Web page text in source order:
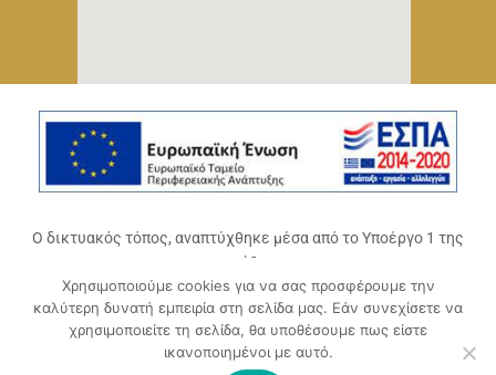
Ο δικτυακός τόπος, αναπτύχθηκε μέσα από το Υποέργο 1 της
πράξης
«Ψηφιακό Οικοσύστημα Επιχειρηματικότητας του
Επιμελητηρίου Αχαΐας» (ΟΠΣ 5045300),
Επιχειρησιακό Πρόγραμμα «Δυτική Ελλάδα 2014-2020».
Συγχρηματοδοτείται από την Ευρωπαϊκή Ένωση (Ευρωπαϊκό
Χρησιμοποιούμε cookies για να σας προσφέρουμε την
καλύτερη δυνατή εμπειρία στη σελίδα μας. Εάν συνεχίσετε να
χρησιμοποιείτε τη σελίδα, θα υποθέσουμε πως είστε
ικανοποιημένοι με αυτό.